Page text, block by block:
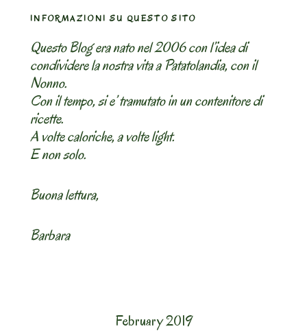
INFORMAZIONI SU QUESTO SITO
Questo Blog era nato nel 2006 con l’idea di
condividere la nostra vita a Patatolandia, con il
Nonno.
Con il tempo, si e’ tramutato in un contenitore di
ricette.
A volte caloriche, a volte light.
E non solo.
Buona lettura,
Barbara
February 2019